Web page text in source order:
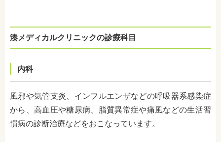
湊メディカルクリニックの診療科目
内科
風邪や気管支炎、インフルエンザなどの呼吸器系感染症
から、高血圧や糖尿病、脂質異常症や痛風などの生活習
慣病の診断治療などをおこなっています。